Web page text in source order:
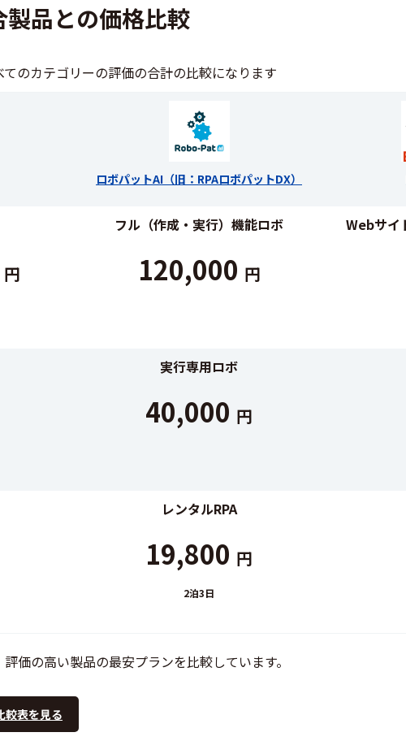
品との価格比較
のカテゴリーの評価の合計の比較になります
円
ロボパットAI（旧：RPAロボパットDX）
フル（作成・実行）機能ロボ
120,000 円
実行専用ロボ
40,000 円
レンタルRPA
19,800 円
2泊3日
Webサイ
評価の高い製品の最安プランを比較しています。
表を見る